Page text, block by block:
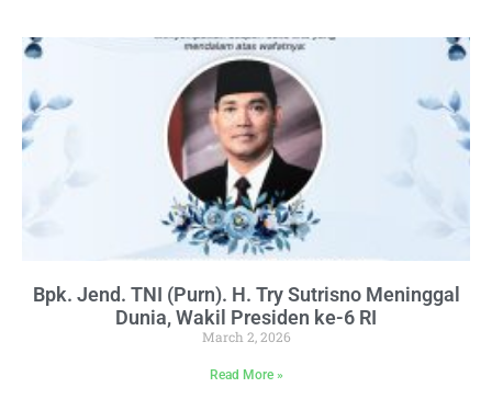
Bpk. Jend. TNI (Purn). H. Try Sutrisno Meninggal
Dunia, Wakil Presiden ke-6 RI
March 2, 2026
Read More »